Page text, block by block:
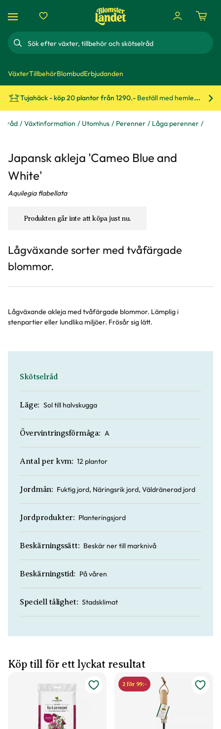
Sök
VäxterTillbehörBlombudErbjudanden
Tujahäck - köp 20 plantor från 1290.- Beställ med hemleverans!
& råd Växtinformation Utomhus Perenner Låga perenner
Japansk akleja 'Cameo Blue and
White'
Aquilegia flabellata
Produkten går inte att köpa just nu.
Lågväxande sorter med tvåfärgade
blommor.
Lågväxande akleja med tvåfärgade blommor. Lämplig i
stenpartier eller lundlika miljöer. Frösår sig lätt.
Skötselråd
Läge: Sol till halvskugga
Övervintringsförmåga: A
Antal per kvm: 12 plantor
Jordmån: Fuktig jord, Näringsrik jord, Väldränerad jord
Jordprodukter: Planteringsjord
Beskärningssätt: Beskär ner till marknivå
Beskärningstid: På våren
Speciell tålighet: Stadsklimat
Köp till för ett lyckat resultat
2 för 99:-